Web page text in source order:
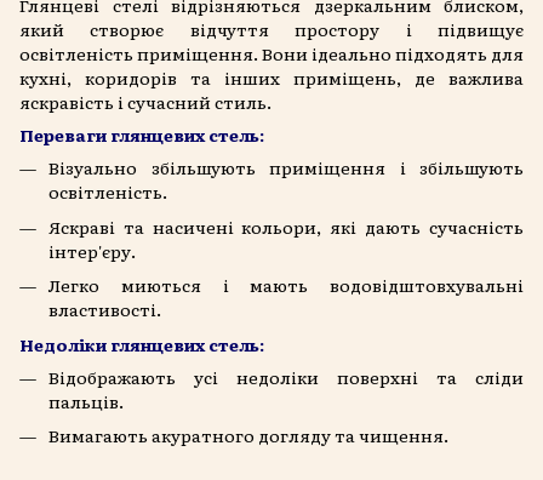
Глянцеві стелі відрізняються дзеркальним блиском,
який створює відчуття простору і підвищує
освітленість приміщення. Вони ідеально підходять для
кухні, коридорів та інших приміщень, де важлива
яскравість і сучасний стиль.
Переваги глянцевих стель:
Візуально збільшують приміщення і збільшують
освітленість.
Яскраві та насичені кольори, які дають сучасність
інтер'єру.
Легко миються і мають водовідштовхувальні
властивості.
Недоліки глянцевих стель:
Відображають усі недоліки поверхні та сліди
пальців.
Вимагають акуратного догляду та чищення.